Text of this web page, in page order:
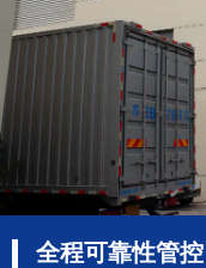
全程可靠性管